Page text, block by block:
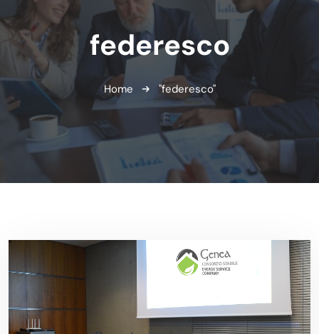
federesco
Home "federesco"